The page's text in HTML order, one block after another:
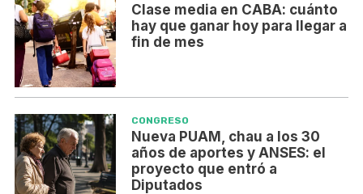
Clase media en CABA: cuánto
hay que ganar hoy para llegar a
fin de mes
CONGRESO
Nueva PUAM, chau a los 30
años de aportes y ANSES: el
proyecto que entró a
Diputados